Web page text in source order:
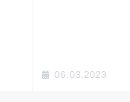
06.03.2023